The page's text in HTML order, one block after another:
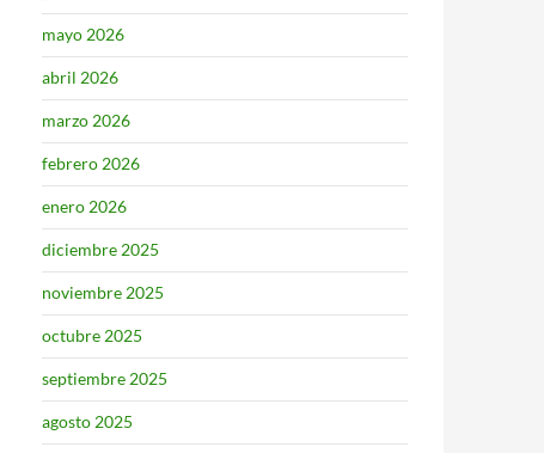
mayo 2026
abril 2026
marzo 2026
febrero 2026
enero 2026
diciembre 2025
noviembre 2025
octubre 2025
septiembre 2025
agosto 2025